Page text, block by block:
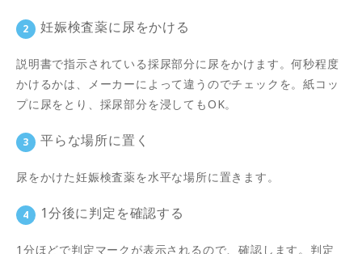
妊娠検査薬に尿をかける
説明書で指示されている採尿部分に尿をかけます。何秒程度
かけるかは、メーカーによって違うのでチェックを。紙コッ
プに尿をとり、採尿部分を浸してもOK。
平らな場所に置く
尿をかけた妊娠検査薬を水平な場所に置きます。
1分後に判定を確認する
1分ほどで判定マークが表示されるので、確認します。判定